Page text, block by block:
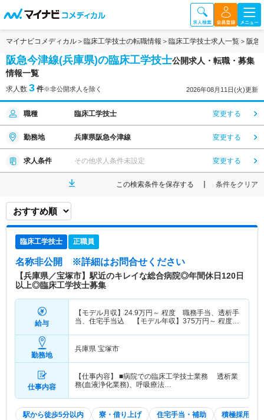
マイナビコメディカル 臨床工学技士の転職情報 臨床工学技士求人一覧 阪急
阪急今津線(兵庫県)の臨床工学技士公開求人・転職・募集
情報一覧
求人数 3 件※非公開求人を除く 2026年08月11日(火)更新
職種 臨床工学技士 変更する
勤務地 兵庫県阪急今津線 変更する
求人条件 その他求人条件未設定 変更する
この検索条件を保存する 条件をクリア
臨床工学技士 正職員
名称非公開 ※詳細はお問合せください
【兵庫県／宝塚市】駅近のキレイな総合病院◎年間休日120日
以上◎臨床工学技士募集
給与
【モデル月収】 24.9万円～ 程度 職務手当、透析手
当、住宅手当込 【モデル年収】 375万円～ 程度
勤務地
兵庫県 宝塚市
仕事内容
【仕事内容】 ■病院での臨床工学技士業務 透析業
務(血液浄化業務)、呼吸療法…
駅から徒歩5分以内 寮・借り上げ 住宅手当・補助 積極採用中